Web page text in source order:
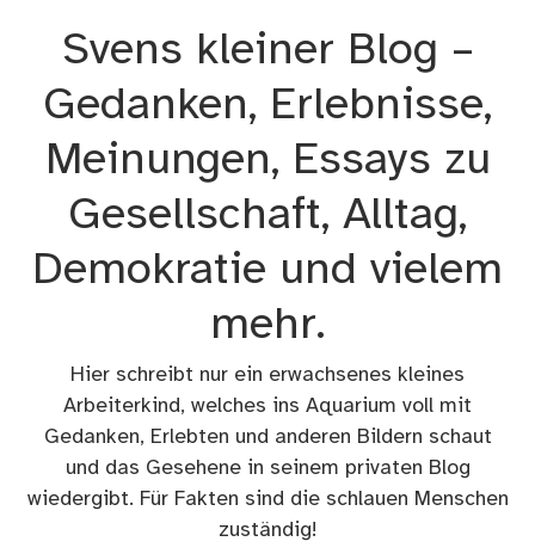
Svens kleiner Blog –
Gedanken, Erlebnisse,
Meinungen, Essays zu
Gesellschaft, Alltag,
Demokratie und vielem
mehr.
Hier schreibt nur ein erwachsenes kleines
Arbeiterkind, welches ins Aquarium voll mit
Gedanken, Erlebten und anderen Bildern schaut
und das Gesehene in seinem privaten Blog
wiedergibt. Für Fakten sind die schlauen Menschen
zuständig!